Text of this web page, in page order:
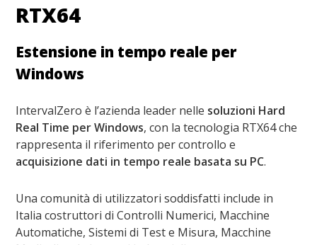
RTX64
Estensione in tempo reale per
Windows
IntervalZero è l’azienda leader nelle soluzioni Hard
Real Time per Windows, con la tecnologia RTX64 che
rappresenta il riferimento per controllo e
acquisizione dati in tempo reale basata su PC.
Una comunità di utilizzatori soddisfatti include in
Italia costruttori di Controlli Numerici, Macchine
Automatiche, Sistemi di Test e Misura, Macchine